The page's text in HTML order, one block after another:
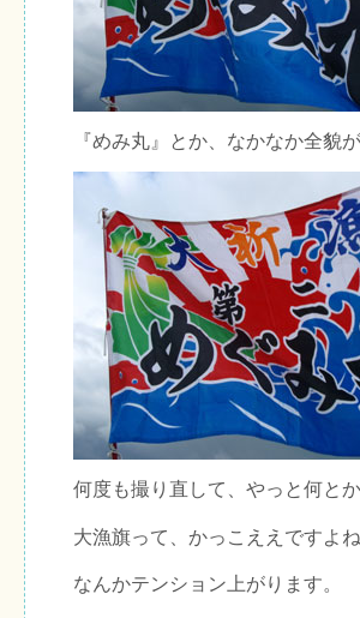
『めみ丸』とか、なかなか全貌
何度も撮り直して、やっと何と
大漁旗って、かっこええですよね
なんかテンション上がります。